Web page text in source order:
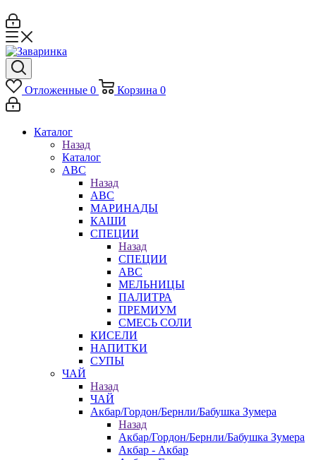
Отложенные 0 Корзина 0
Каталог
Назад
Каталог
АВС
Назад
АВС
МАРИНАДЫ
КАШИ
СПЕЦИИ
Назад
СПЕЦИИ
АВС
МЕЛЬНИЦЫ
ПАЛИТРА
ПРЕМИУМ
СМЕСЬ СОЛИ
КИСЕЛИ
НАПИТКИ
СУПЫ
ЧАЙ
Назад
ЧАЙ
Акбар/Гордон/Бернли/Бабушка Зумера
Назад
Акбар/Гордон/Бернли/Бабушка Зумера
Акбар - Акбар